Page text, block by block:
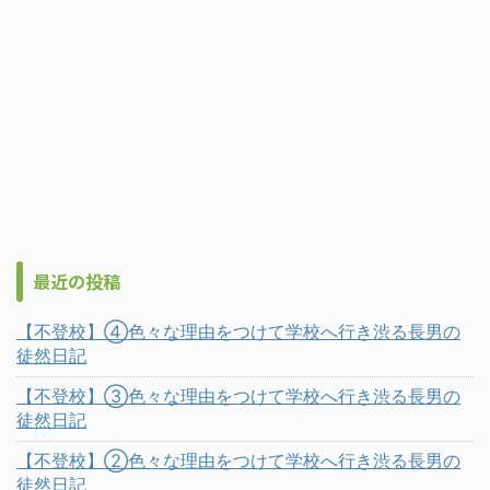
最近の投稿
【不登校】④色々な理由をつけて学校へ行き渋る長男の
徒然日記
【不登校】③色々な理由をつけて学校へ行き渋る長男の
徒然日記
【不登校】②色々な理由をつけて学校へ行き渋る長男の
徒然日記